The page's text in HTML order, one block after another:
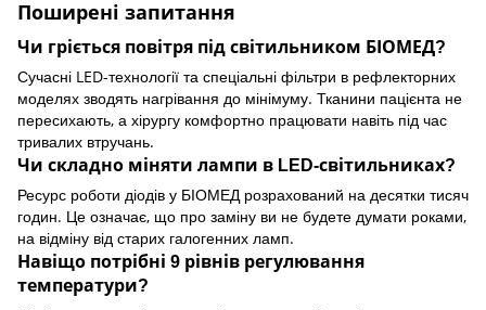
Поширені запитання
Чи гріється повітря під світильником БІОМЕД?
Сучасні LED-технології та спеціальні фільтри в рефлекторних
моделях зводять нагрівання до мінімуму. Тканини пацієнта не
пересихають, а хірургу комфортно працювати навіть під час
тривалих втручань.
Чи складно міняти лампи в LED-світильниках?
Ресурс роботи діодів у БІОМЕД розрахований на десятки тисяч
годин. Це означає, що про заміну ви не будете думати роками,
на відміну від старих галогенних ламп.
Навіщо потрібні 9 рівнів регулювання
температури?